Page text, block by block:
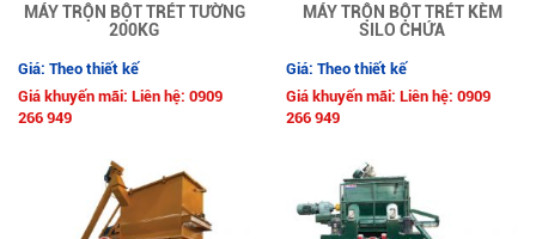
MÁY TRỘN BỘT TRÉT TƯỜNG
200KG
Giá: Theo thiết kế
Giá khuyến mãi: Liên hệ: 0909
266 949
MÁY TRỘN BỘT TRÉT KÈM
SILO CHỨA
Giá: Theo thiết kế
Giá khuyến mãi: Liên hệ: 0909
266 949